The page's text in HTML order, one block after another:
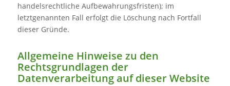
handelsrechtliche Aufbewahrungsfristen); im
letztgenannten Fall erfolgt die Löschung nach Fortfall
dieser Gründe.
Allgemeine Hinweise zu den
Rechtsgrundlagen der
Datenverarbeitung auf dieser Website